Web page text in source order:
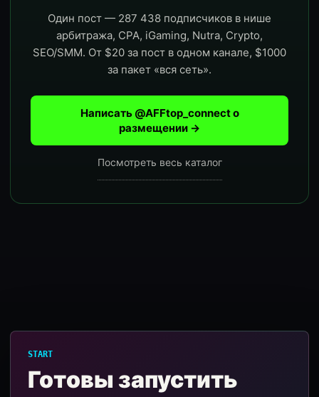
Один пост — 287 438 подписчиков в нише
арбитража, CPA, iGaming, Nutra, Crypto,
SEO/SMM. От $20 за пост в одном канале, $1000
за пакет «вся сеть».
Написать @AFFtop_connect о
размещении →
Посмотреть весь каталог
START
Готовы запустить